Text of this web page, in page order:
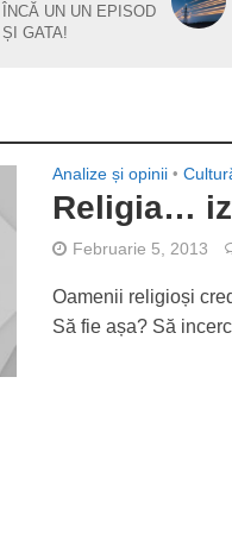
ÎNCĂ UN UN EPISOD
ȘI GATA!
Analize și opinii •
Religia…
Februarie 5, 2013
Oamenii religioși
Să fie așa? Să